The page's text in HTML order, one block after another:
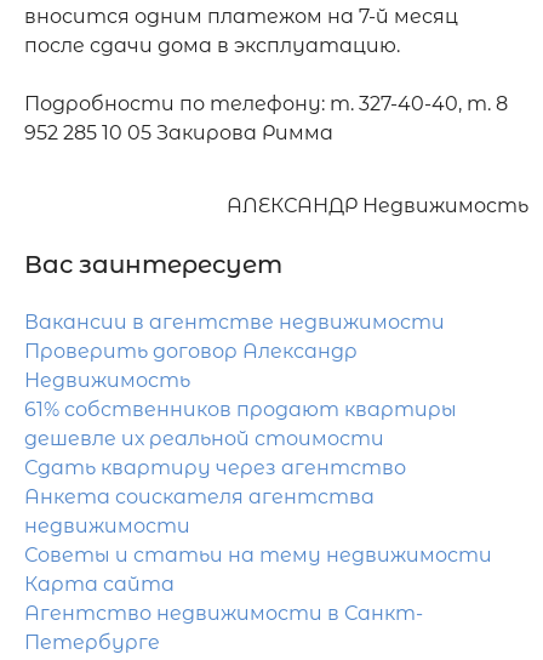
вносится одним платежом на 7-й месяц
после сдачи дома в эксплуатацию.
Подробности по телефону: т. 327-40-40, т. 8
952 285 10 05 Закирова Римма
АЛЕКСАНДР Недвижимость
Вас заинтересует
Вакансии в агентстве недвижимости
Проверить договор Александр
Недвижимость
61% собственников продают квартиры
дешевле их реальной стоимости
Сдать квартиру через агентство
Анкета соискателя агентства
недвижимости
Советы и статьи на тему недвижимости
Карта сайта
Агентство недвижимости в Санкт-
Петербурге